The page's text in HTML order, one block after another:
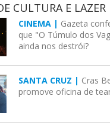
CULTURA E LAZER
CINEMA | Gazeta
que "O Túmulo dos
ainda nos destrói?
SANTA CRUZ | Cras
promove oficina de